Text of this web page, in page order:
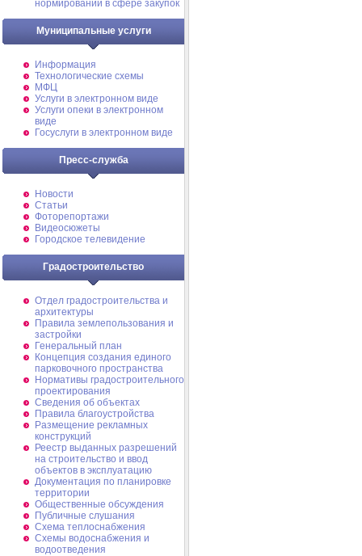
нормировании в сфере закупок
Муниципальные услуги
Информация
Технологические схемы
МФЦ
Услуги в электронном виде
Услуги опеки в электронном
виде
Госуслуги в электронном виде
Пресс-служба
Новости
Статьи
Фоторепортажи
Видеосюжеты
Городское телевидение
Градостроительство
Отдел градостроительства и
архитектуры
Правила землепользования и
застройки
Генеральный план
Концепция создания единого
парковочного пространства
Нормативы градостроительного
проектирования
Сведения об объектах
Правила благоустройства
Размещение рекламных
конструкций
Реестр выданных разрешений
на строительство и ввод
объектов в эксплуатацию
Документация по планировке
территории
Общественные обсуждения
Публичные слушания
Схема теплоснабжения
Схемы водоснабжения и
водоотведения